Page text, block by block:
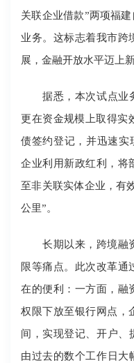
关联企业借款”两项福
业务。这标志着我市跨
展，金融开放水平迈上新
据悉，本次试点业务
更在资金规模上取得实
债签约登记，并迅速实
企业利用新政红利，将
至非关联实体企业，有
公里”。
长期以来，跨境融资
限等痛点。此次改革通
在的便利：一方面，融
权限下放至银行网点，
间，实现登记、开户、
由过去的数个工作日大